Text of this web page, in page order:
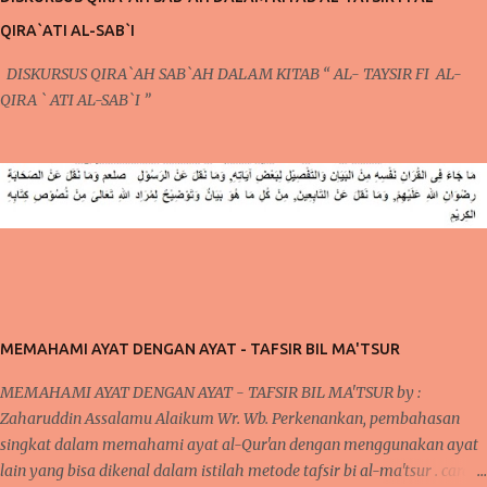
bicarakan kali ini. Poin Kedua ; Taubat dan Konsisten (Po...
QIRA`ATI AL-SAB`I
DISKURSUS QIRA`AH SAB`AH DALAM KITAB “ AL- TAYSIR FI AL-
QIRA ` ATI AL-SAB`I ”
MEMAHAMI AYAT DENGAN AYAT - TAFSIR BIL MA'TSUR
MEMAHAMI AYAT DENGAN AYAT - TAFSIR BIL MA'TSUR by :
Zaharuddin Assalamu Alaikum Wr. Wb. Perkenankan, pembahasan
singkat dalam memahami ayat al-Qur'an dengan menggunakan ayat
lain yang bisa dikenal dalam istilah metode tafsir bi al-ma'tsur . cara